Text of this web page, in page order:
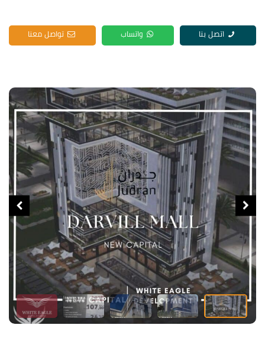
اتصل بنا واتساب تواصل معنا